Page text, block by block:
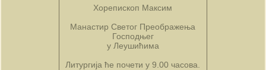
Хорепископ Максим
Манастир Светог Преображења
Господњег
у Леушићима
Литургија ће почети у 9.00 часова.